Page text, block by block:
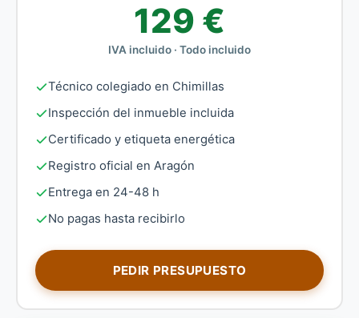
129 €
IVA incluido · Todo incluido
Técnico colegiado en Chimillas
Inspección del inmueble incluida
Certificado y etiqueta energética
Registro oficial en Aragón
Entrega en 24-48 h
No pagas hasta recibirlo
PEDIR PRESUPUESTO